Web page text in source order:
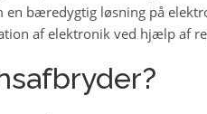
bæredygtig løsning på
af elektronik ved hjælp af